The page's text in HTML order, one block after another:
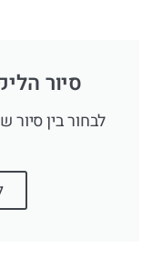
סיור הליקופטר